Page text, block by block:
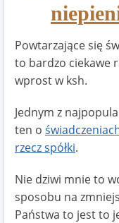
Powtarzające się
to bardzo ciekawe
wprost w ksh.
Jednym z
ten o
rzecz spółki.
Nie dziwi mnie to
sposobu na
Państwa to jest to